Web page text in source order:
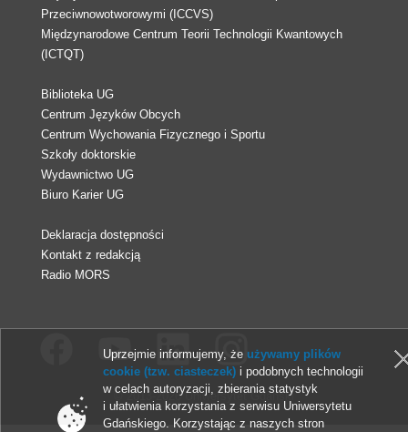
Przeciwnowotworowymi (ICCVS)
Międzynarodowe Centrum Teorii Technologii Kwantowych
(ICTQT)
Biblioteka UG
Centrum Języków Obcych
Centrum Wychowania Fizycznego i Sportu
Szkoły doktorskie
Wydawnictwo UG
Biuro Karier UG
Deklaracja dostępności
Kontakt z redakcją
Radio MORS
© 2013-2026 Uniwersytet Gdański
Uprzejmie informujemy, żeużywamy plików
cookie (tzw. ciasteczek) i podobnych technologii
w celach autoryzacji, zbierania statystyk
i ułatwienia korzystania z serwisu Uniwersytetu
Gdańskiego. Korzystając z naszych stron